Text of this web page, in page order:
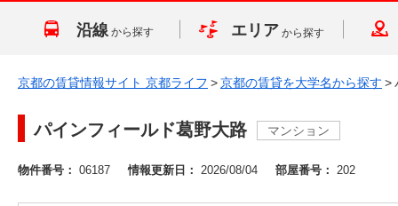
沿線 から探す エリア から探す
京都の賃貸情報サイト 京都ライフ >京都の賃貸を大学名から探す >
パインフィールド葛野大路 マンション
物件番号： 06187 情報更新日： 2026/08/04 部屋番号： 202